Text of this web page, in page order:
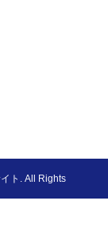
ト. All Rights